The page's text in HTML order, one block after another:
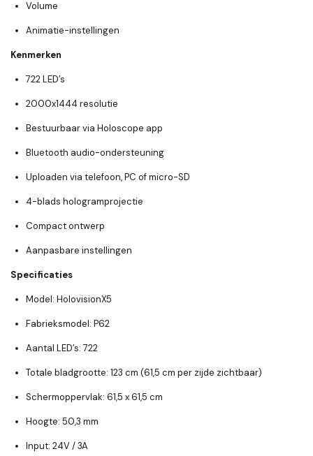
Volume
Animatie-instellingen
Kenmerken
722 LED’s
2000x1444 resolutie
Bestuurbaar via Holoscope app
Bluetooth audio-ondersteuning
Uploaden via telefoon, PC of micro-SD
4-blads hologramprojectie
Compact ontwerp
Aanpasbare instellingen
Specificaties
Model: HolovisionX5
Fabrieksmodel: P62
Aantal LED’s:722
Totale bladgrootte: 123 cm (61,5 cm per zijde zichtbaar)
Schermoppervlak: 61,5 x 61,5 cm
Hoogte: 50,3 mm
Input: 24V / 3A